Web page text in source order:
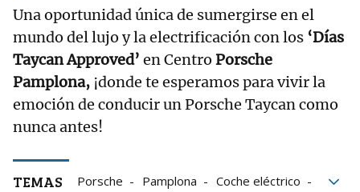
Una oportunidad única de sumergirse en el
mundo del lujo y la electrificación con los ‘Días
Taycan Approved’ en Centro Porsche
Pamplona, ¡donde te esperamos para vivir la
emoción de conducir un Porsche Taycan como
nunca antes!
TEMAS Porsche Pamplona
Coche eléctrico